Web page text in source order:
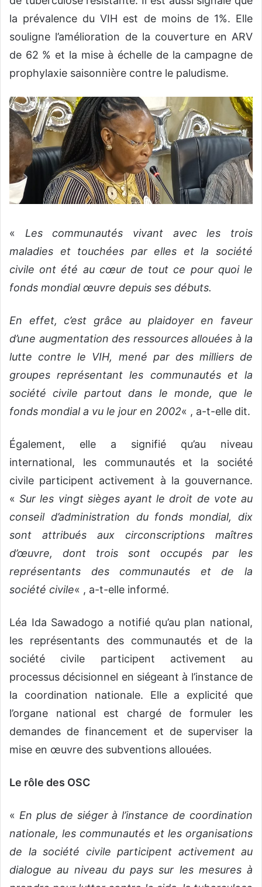
la prévalence du VIH est de moins de 1%. Elle
souligne l’amélioration de la couverture en ARV
de 62 % et la mise à échelle de la campagne de
prophylaxie saisonnière contre le paludisme.
« Les communautés vivant avec les trois
maladies et touchées par elles et la société
civile ont été au cœur de tout ce pour quoi le
fonds mondial œuvre depuis ses débuts.
En effet, c’est grâce au plaidoyer en faveur
d’une augmentation des ressources allouées à la
lutte contre le VIH, mené par des milliers de
groupes représentant les communautés et la
société civile partout dans le monde, que le
fonds mondial a vu le jour en 2002« , a-t-elle dit.
Également, elle a signifié qu’au niveau
international, les communautés et la société
civile participent activement à la gouvernance.
«Sur les vingt sièges ayant le droit de vote au
conseil d’administration du fonds mondial, dix
sont attribués aux circonscriptions maîtres
d’œuvre, dont trois sont occupés par les
représentants des communautés et de la
société civile« , a-t-elle informé.
Léa Ida Sawadogo a notifié qu’au plan national,
les représentants des communautés et de la
société civile participent activement au
processus décisionnel en siégeant à l’instance de
la coordination nationale. Elle a explicité que
l’organe national est chargé de formuler les
demandes de financement et de superviser la
mise en œuvre des subventions allouées.
Le rôle des OSC
« En plus de siéger à l’instance de coordination
nationale, les communautés et les organisations
de la société civile participent activement au
dialogue au niveau du pays sur les mesures à